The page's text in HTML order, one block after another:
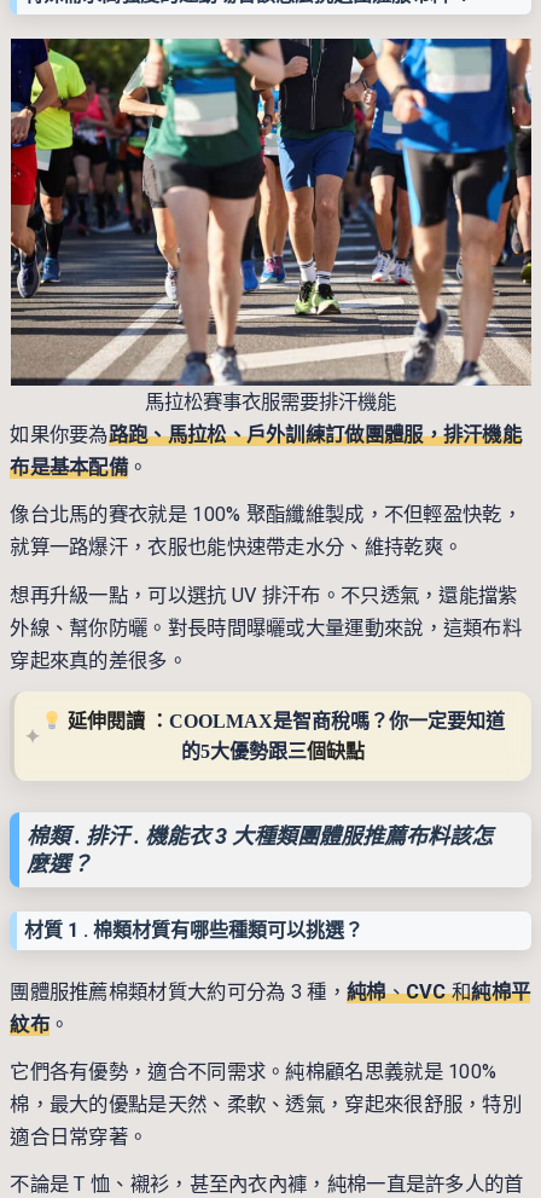
馬拉松賽事衣服需要排汗機能
如果你要為路跑、馬拉松、戶外訓練訂做團體服，排汗機能
布是基本配備。
像台北馬的賽衣就是 100% 聚酯纖維製成，不但輕盈快乾，
就算一路爆汗，衣服也能快速帶走水分、維持乾爽。
想再升級一點，可以選抗 UV 排汗布。不只透氣，還能擋紫
外線、幫你防曬。對長時間曝曬或大量運動來說，這類布料
穿起來真的差很多。
延伸閱讀 ：COOLMAX是智商稅嗎？你一定要知道
的5大優勢跟三個缺點
棉類 . 排汗 . 機能衣 3 大種類團體服推薦布料該怎
麼選？
材質 1 . 棉類材質有哪些種類可以挑選？
團體服推薦棉類材質大約可分為 3 種， 純棉、CVC和純棉平
紋布。
它們各有優勢，適合不同需求。純棉顧名思義就是 100%
棉，最大的優點是天然、柔軟、透氣，穿起來很舒服，特別
適合日常穿著。
不論是 T 恤、襯衫，甚至內衣內褲，純棉一直是許多人的首